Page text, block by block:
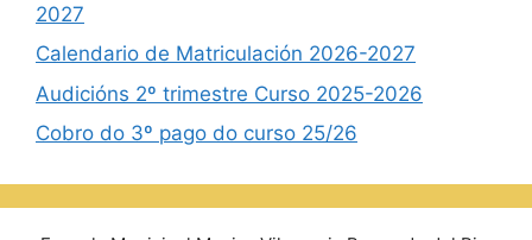
2027
Calendario de Matriculación 2026-2027
Audicións 2º trimestre Curso 2025-2026
Cobro do 3º pago do curso 25/26